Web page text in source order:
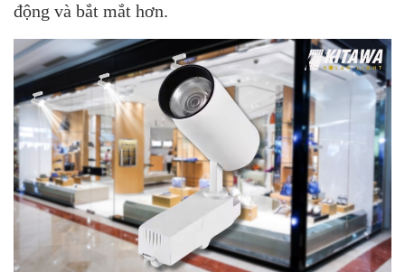
động và bắt mắt hơn.